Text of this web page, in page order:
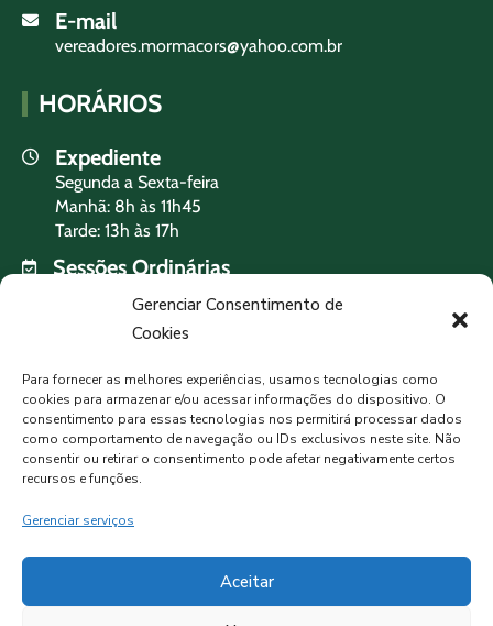
Gerenciar Consentimento de
Cookies
Para fornecer as melhores experiências, usamos tecnologias como
cookies para armazenar e/ou acessar informações do dispositivo. O
consentimento para essas tecnologias nos permitirá processar dados
como comportamento de navegação ou IDs exclusivos neste site. Não
consentir ou retirar o consentimento pode afetar negativamente certos
recursos e funções.
Gerenciar serviços
Aceitar
E-mail
vereadores.mormacors@yahoo.com.br
HORÁRIOS
Expediente
Segunda a Sexta-feira
Manhã: 8h às 11h45
Tarde: 13h às 17h
Sessões Ordinárias
MORMAÇO, BR
95%
12°C